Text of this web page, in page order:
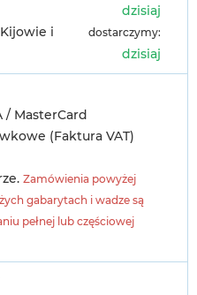
dzisiaj
i
dostarczymy:
dzisiaj
/ MasterCard
(Faktura VAT)
Zamówienia powyżej
gabarytach i wadze są
pełnej lub częściowej